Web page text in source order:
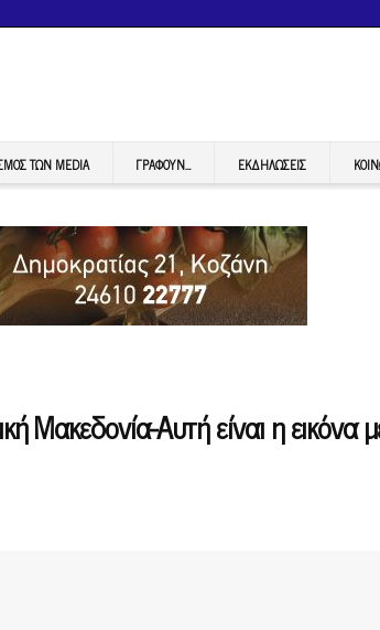
ΤΩΝ MEDIA ΓΡΆΦΟΥΝ… ΕΚΔΗΛΏΣΕΙΣ
Αυτή είναι η εικόνα